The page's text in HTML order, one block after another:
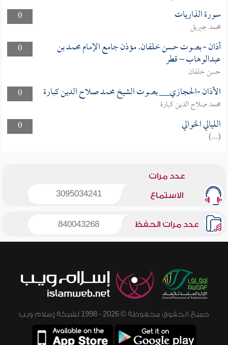
0
سورة الذاريات
محمد جبريل
0
أذان - بصوت حسن خلفان. مؤذن جامع الإمام محمد بن
عبدالوهاب – قطر
حسن خلفان
0
الأذان -الحجازي__ بصوت الشيخ محمد صلاح الدين كبارة
محمد صلاح الدين كبارة
0
الليالي الخوالي
(...)
عدد مرات
الاستماع 3095034241
عدد مرات الحفظ 840043268
جميع الحقوق محفوظة © 2026 - 1998 لشبكة إسلام ويب